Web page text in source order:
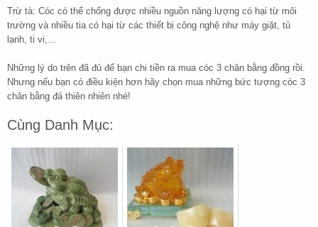
Trừ tà: Cóc có thể chống được nhiều nguồn năng lượng có hại từ môi
trường và nhiều tia có hại từ các thiết bị công nghệ như máy giặt, tủ
lạnh, ti vi,…
Những lý do trên đã đủ để bạn chi tiền ra mua cóc 3 chân bằng đồng rồi.
Nhưng nếu bạn có điều kiện hơn hãy chọn mua những bức tượng cóc 3
chân bằng đá thiên nhiên nhé!
Cùng Danh Mục: